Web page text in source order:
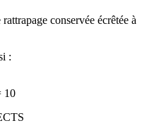
conservée écrêtée à
:
10